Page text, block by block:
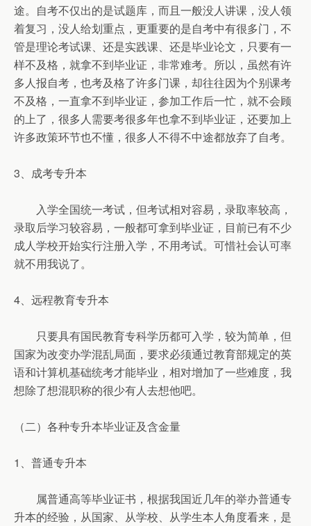
途。自考不仅出的是试题库，而且一般没人讲课，没人领
着复习，没人给划重点，更重要的是自考中有很多门，不
管是理论考试课、还是实践课、还是毕业论文，只要有一
样不及格，就拿不到毕业证，非常难考。所以，虽然有许
多人报自考，也考及格了许多门课，却往往因为个别课考
不及格，一直拿不到毕业证，参加工作后一忙，就不会顾
的上了，很多人需要考很多年也拿不到毕业证，还要加上
许多政策环节也不懂，很多人不得不中途都放弃了自考。
3、成考专升本
入学全国统一考试，但考试相对容易，录取率较高，
录取后学习较容易，一般都可拿到毕业证，目前已有不少
成人学校开始实行注册入学，不用考试。可惜社会认可率
就不用我说了。
4、远程教育专升本
只要具有国民教育专科学历都可入学，较为简单，但
国家为改变办学混乱局面，要求必须通过教育部规定的英
语和计算机基础统考才能毕业，相对增加了一些难度，我
想除了想混职称的很少有人去想他吧。
（二）各种专升本毕业证及含金量
1、普通专升本
属普通高等毕业证书，根据我国近几年的举办普通专
升本的经验，从国家、从学校、从学生本人角度看来，是